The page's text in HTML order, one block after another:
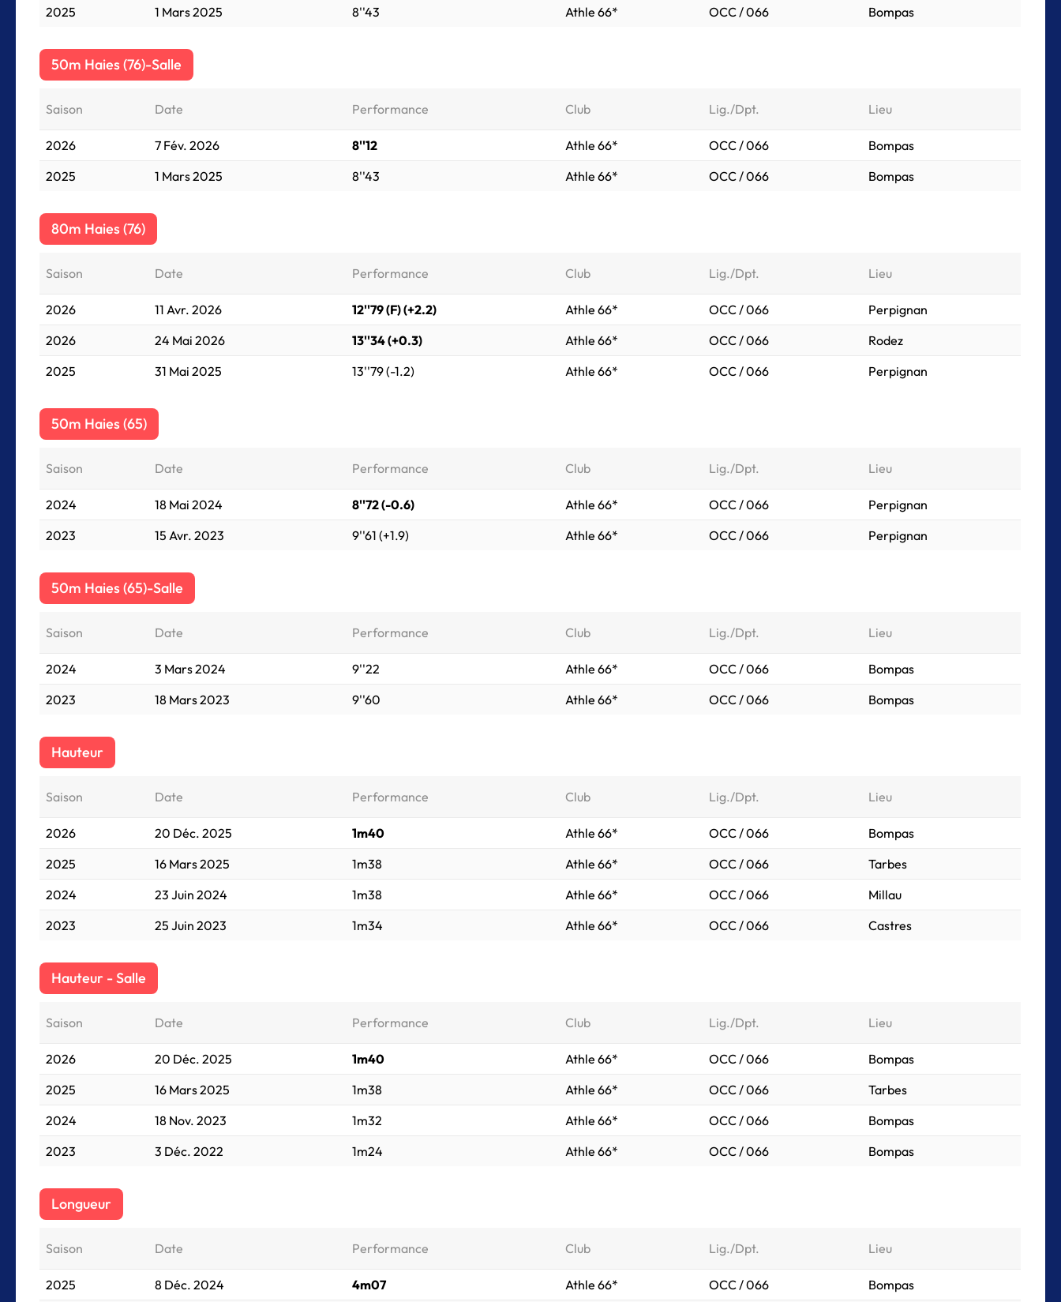
2025
1 Mars 2025 8''43 Athle 66* OCC / 066 Bompas
50m Haies (76)-Salle
Saison Date Performance Club Lig./Dpt. Lieu
2026 7 Fév. 2026 8''12 Athle 66* OCC / 066
Bompas
2025
1 Mars 2025 8''43 Athle 66* OCC / 066 Bompas
80m Haies (76)
Saison Date Performance Club Lig./Dpt. Lieu
2026 11 Avr. 2026 12''79 (F) (+2.2) Athle 66* OCC / 066
Perpignan
2026
24 Mai 2026 13''34 (+0.3) Athle 66* OCC / 066
Rodez
2025
31 Mai 2025 13''79 (-1.2) Athle 66* OCC / 066 Perpignan
50m Haies (65)
Saison Date Performance Club Lig./Dpt. Lieu
2024 18 Mai 2024 8''72 (-0.6) Athle 66* OCC / 066
Perpignan
2023
15 Avr. 2023 9''61 (+1.9) Athle 66* OCC / 066 Perpignan
50m Haies (65)-Salle
Saison Date Performance Club Lig./Dpt. Lieu
2024 3 Mars 2024 9''22 Athle 66* OCC / 066
Bompas
2023
18 Mars 2023 9''60 Athle 66* OCC / 066 Bompas
Hauteur
Saison Date Performance Club Lig./Dpt. Lieu
2026 20 Déc. 2025 1m40 Athle 66* OCC / 066
Bompas
2025
16 Mars 2025 1m38 Athle 66* OCC / 066
Tarbes
2024
23 Juin 2024 1m38 Athle 66* OCC / 066
Millau
2023
25 Juin 2023 1m34 Athle 66* OCC / 066 Castres
Hauteur - Salle
Saison Date Performance Club Lig./Dpt. Lieu
2026 20 Déc. 2025 1m40 Athle 66* OCC / 066
Bompas
2025
16 Mars 2025 1m38 Athle 66* OCC / 066
Tarbes
2024
18 Nov. 2023 1m32 Athle 66* OCC / 066
Bompas
2023
3 Déc. 2022 1m24 Athle 66* OCC / 066 Bompas
Longueur
Saison Date Performance Club Lig./Dpt. Lieu
2025 8 Déc. 2024 4m07 Athle 66* OCC / 066 Bompas